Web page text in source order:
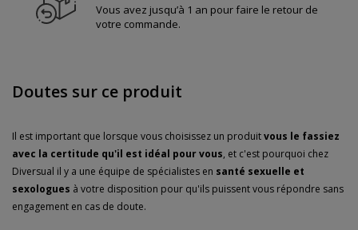
Vous avez jusqu’à 1 an pour faire le retour de
votre commande.
Doutes sur ce produit
Il est important que lorsque vous choisissez un produitvous le fassiez
avec la certitude qu'il est idéal pour vous, et c'est pourquoi chez
Diversual il y a une équipe de spécialistes en santé sexuelle et
sexologues à votre disposition pour qu'ils puissent vous répondre sans
engagement en cas de doute.